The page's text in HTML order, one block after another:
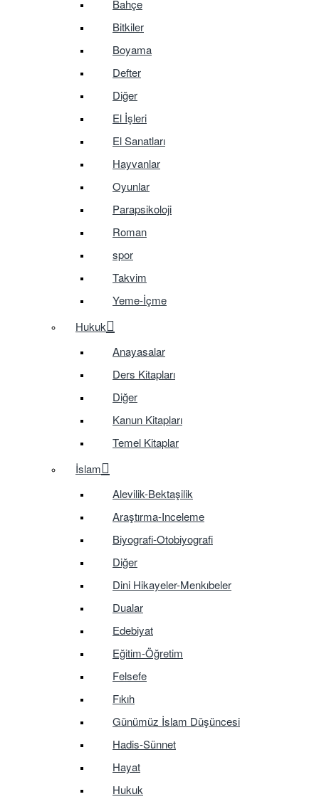
Bahçe
Bitkiler
Boyama
Defter
Diğer
El İşleri
El Sanatları
Hayvanlar
Oyunlar
Parapsikoloji
Roman
spor
Takvim
Yeme-İçme
Hukuk
Anayasalar
Ders Kitapları
Diğer
Kanun Kitapları
Temel Kitaplar
İslam
Alevilik-Bektaşilik
Araştırma-Inceleme
Biyografi-Otobiyografi
Diğer
Dini Hikayeler-Menkıbeler
Dualar
Edebiyat
Eğitim-Öğretim
Felsefe
Fıkıh
Günümüz İslam Düşüncesi
Hadis-Sünnet
Hayat
Hukuk